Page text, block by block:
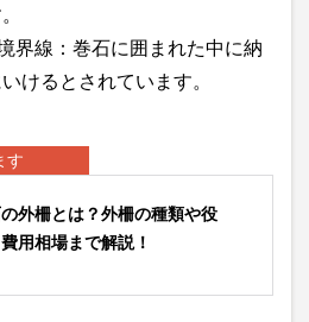
界線：巻石に囲まれた中に納
けるとされています。
す
外柵とは？外柵の種類や役
用相場まで解説！